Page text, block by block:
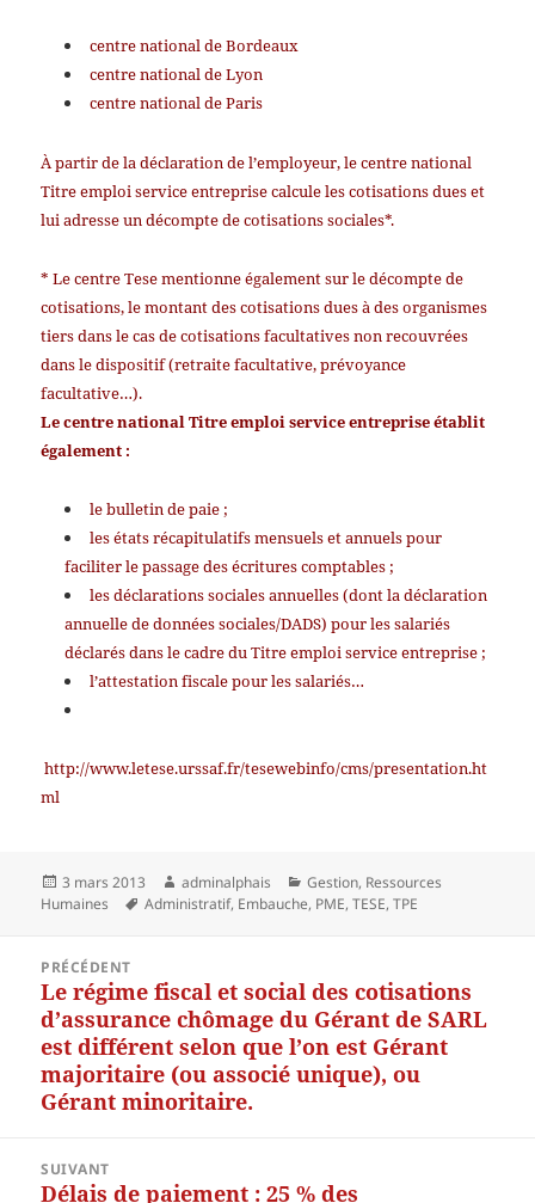
centre national de Bordeaux
centre national de Lyon
centre national de Paris
À partir de la déclaration de l’employeur, le centre national
Titre emploi service entreprise calcule les cotisations dues et
lui adresse un décompte de cotisations sociales*.
* Le centre Tese mentionne également sur le décompte de
cotisations, le montant des cotisations dues à des organismes
tiers dans le cas de cotisations facultatives non recouvrées
dans le dispositif (retraite facultative, prévoyance
facultative…).
Le centre national Titre emploi service entreprise établit
également :
le bulletin de paie ;
les états récapitulatifs mensuels et annuels pour
faciliter le passage des écritures comptables ;
les déclarations sociales annuelles (dont la déclaration
annuelle de données sociales/DADS) pour les salariés
déclarés dans le cadre du Titre emploi service entreprise ;
l’attestation fiscale pour les salariés…
http://www.letese.urssaf.fr/tesewebinfo/cms/presentation.ht
ml
Publié
le
3 mars 2013 Auteur
adminalphais Catégories
Gestion, Ressources
Humaines
Mots-
Administratif, Embauche, PME,TESE,TPE
l’article
PRÉCÉDENT
Article
précédent :
Le régime fiscal et social des cotisations
d’assurance chômage du Gérant de SARL
est différent selon que l’on est Gérant
majoritaire (ou associé unique), ou
Gérant minoritaire.
SUIVANT
Article
Délais de paiement : 25 % des